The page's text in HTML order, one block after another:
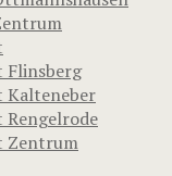
Flinsberg
Kalteneber
Zentrum